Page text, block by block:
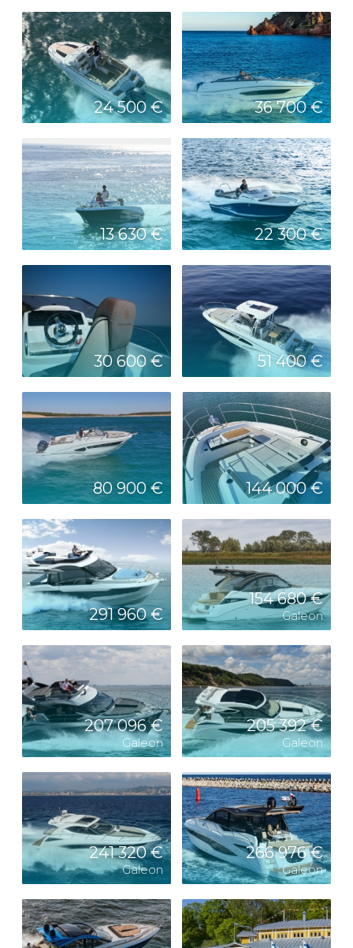
24 500 € 36 700 €
13 630 € 22 300 €
30 600 € 51 400 €
80 900 € 144 000 €
291 960 €
154 680 €
Galeon
207 096 €
Galeon
205 392 €
Galeon
241 320 €
Galeon
266 976 €
Galeon